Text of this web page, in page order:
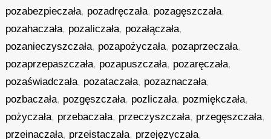
pozabezpieczała, pozadręczała, pozagęszczała,
pozahaczała, pozaliczała, pozałączała,
pozanieczyszczała, pozapożyczała, pozaprzeczała,
pozaprzepaszczała, pozapuszczała, pozaręczała,
pozaświadczała, pozataczała, pozaznaczała,
pozbaczała, pozgęszczała, pozliczała, pozmiękczała,
pożyczała, przebaczała, przeczyszczała, przegęszczała,
przeinaczała, przeistaczała, przejęzyczała,